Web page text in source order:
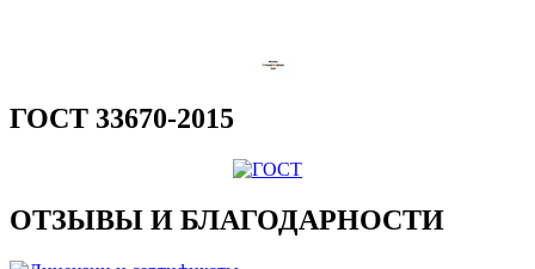
ГОСТ 33670-2015
ОТЗЫВЫ И БЛАГОДАРНОСТИ